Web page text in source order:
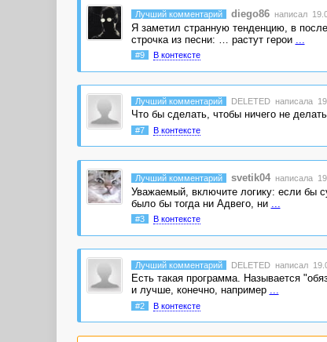
Лучший комментарий diego86 написал
Я заметил странную тенденцию, в
строчка из песни: … растут герои
#9 В контексте
Лучший комментарий DELETED написала
Что бы сделать, чтобы ничего не
#7 В контексте
Лучший комментарий svetik04 написала
Уважаемый, включите логику: если бы
было бы тогда ни Адвего, ни
#3 В контексте
Лучший комментарий DELETED написал
Есть такая программа. Называется
и лучше, конечно, например ...
#2 В контексте